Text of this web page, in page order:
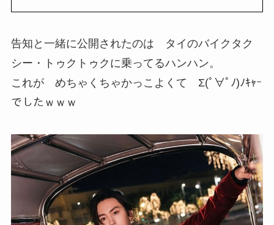
告知と一緒に公開されたのは タイのバイクタク
シー・トゥクトゥクに乗ってるハンハン。
これが めちゃくちゃかっこよくて Σ(ﾟ∀ﾟﾉ)ﾉｷｬｰ
でしたｗｗｗ